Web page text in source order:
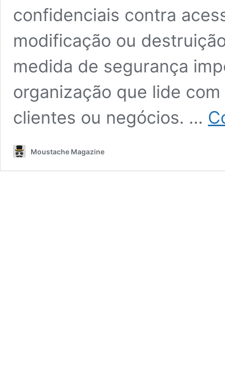
confidenciais contra
modificação ou
medida de segurança
organização que lide
clientes ou negócios. …
Moustache Magazine